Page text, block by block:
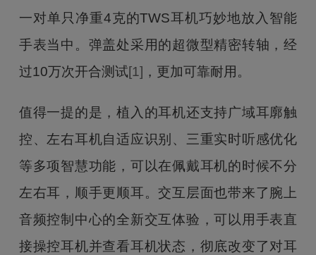
一对单只净重4克的TWS耳机巧妙地放入智能
手表当中。弹盖处采用的超微型精密转轴，经
过10万次开合测试[1] ，更加可靠耐用。
值得一提的是，植入的耳机还支持广域耳廓触
控、左右耳机自适应识别、三重实时听感优化
等多项智慧功能，可以在佩戴耳机的时候不分
左右耳，顺手更顺耳。交互层面也带来了腕上
音频控制中心的全新交互体验，可以用手表直
接操控耳机并查看耳机状态，彻底改变了对耳